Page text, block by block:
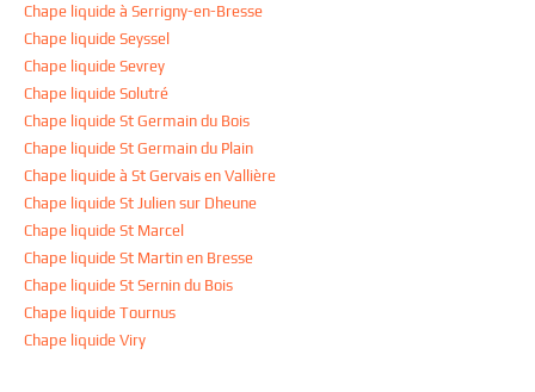
Chape liquide à Serrigny-en-Bresse
Chape liquide Seyssel
Chape liquide Sevrey
Chape liquide Solutré
Chape liquide St Germain du Bois
Chape liquide St Germain du Plain
Chape liquide à St Gervais en Vallière
Chape liquide St Julien sur Dheune
Chape liquide St Marcel
Chape liquide St Martin en Bresse
Chape liquide St Sernin du Bois
Chape liquide Tournus
Chape liquide Viry